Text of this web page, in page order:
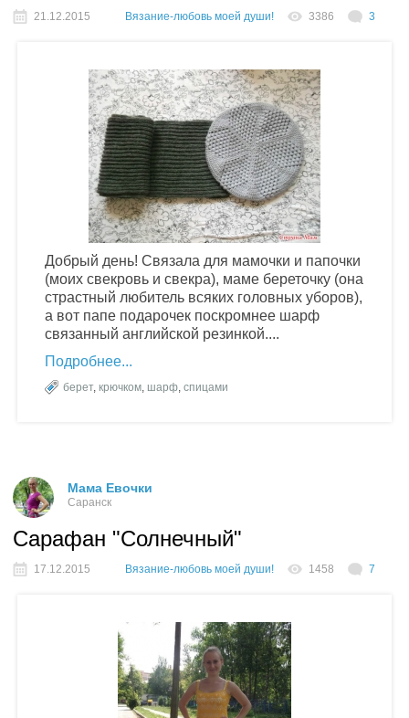
21.12.2015 Вязание-любовь моей души! 3386 3
Добрый день! Связала для мамочки и папочки
(моих свекровь и свекра), маме береточку (она
страстный любитель всяких головных уборов),
а вот папе подарочек поскромнее шарф
связанный английской резинкой....
Подробнее
берет, крючком, шарф, спицами
Мама Евочки
Саранск
Сарафан "Солнечный"
17.12.2015 Вязание-любовь моей души! 1458 7